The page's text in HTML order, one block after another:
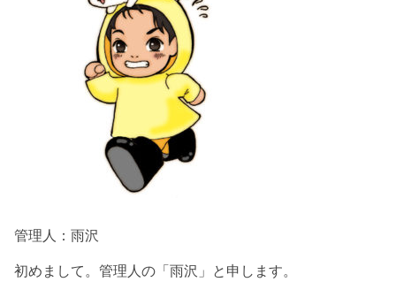
管理人：雨沢
初めまして。管理人の「雨沢」と申します。